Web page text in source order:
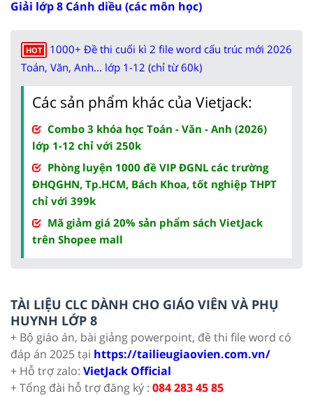
Giải lớp 8 Cánh diều (các môn học)
HOT
1000+ Đề thi cuối kì 2 file word cấu trúc mới 2026
Toán, Văn, Anh... lớp 1-12 (chỉ từ 60k)
Các sản phẩm khác của Vietjack:
Combo 3 khóa học Toán - Văn - Anh (2026)
lớp 1-12 chỉ với 250k
Phòng luyện 1000 đề VIP ĐGNL các trường
ĐHQGHN, Tp.HCM, Bách Khoa, tốt nghiệp THPT
chỉ với 399k
Mã giảm giá 20% sản phẩm sách VietJack
trên Shopee mall
TÀI LIỆU CLC DÀNH CHO GIÁO VIÊN VÀ PHỤ
HUYNH LỚP 8
+ Bộ giáo án, bài giảng powerpoint, đề thi file word có
đáp án 2025 tại https://tailieugiaovien.com.vn/
+ Hỗ trợ zalo: VietJack Official
+ Tổng đài hỗ trợ đăng ký : 084 283 45 85